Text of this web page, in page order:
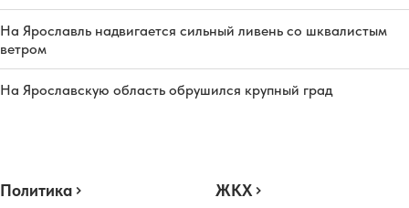
На Ярославль надвигается сильный ливень со шквалистым
ветром
На Ярославскую область обрушился крупный град
Политика ЖКХ